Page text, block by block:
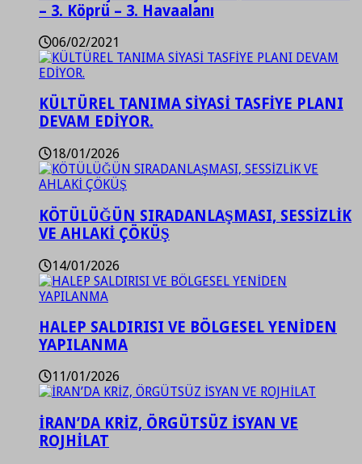
– 3. Köprü – 3. Havaalanı
06/02/2021
KÜLTÜREL TANIMA SİYASİ TASFİYE PLANI
DEVAM EDİYOR.
18/01/2026
KÖTÜLÜĞÜN SIRADANLAŞMASI, SESSİZLİK
VE AHLAKİ ÇÖKÜŞ
14/01/2026
HALEP SALDIRISI VE BÖLGESEL YENİDEN
YAPILANMA
11/01/2026
İRAN’DA KRİZ, ÖRGÜTSÜZ İSYAN VE
ROJHİLAT